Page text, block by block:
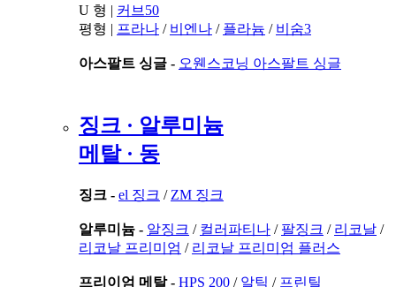
U 형 | 커브50
평형 | 프라나 / 비엔나 / 플라늄 / 비숨3
아스팔트 싱글 - 오웬스코닝 아스팔트 싱글
징크 · 알루미늄
메탈 · 동
징크 - el 징크 / ZM 징크
알루미늄 - 알징크 / 컬러파티나 / 팔징크 / 리코날 /
리코날 프리미엄 / 리코날 프리미엄 플러스
프리이엄 메탈 - HPS 200 / 알틱 / 프린틸